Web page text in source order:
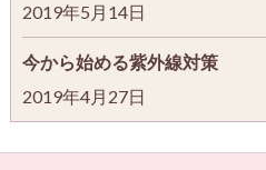
2019年5月14日
今から始める紫外線対策
2019年4月27日